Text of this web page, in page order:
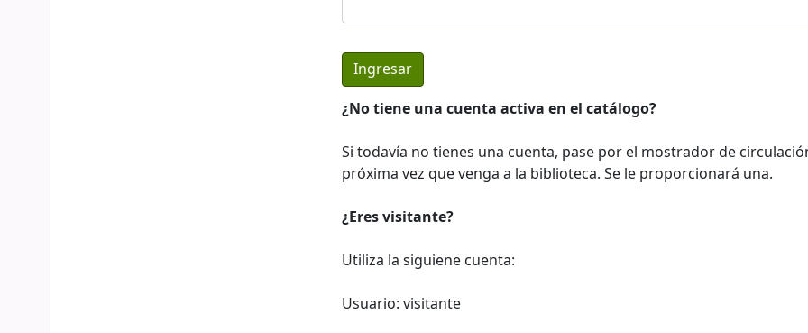
¿No tiene una cuenta activa en el catálogo?
Si todavía no tienes una cuenta, pase por el mostrador de
próxima vez que venga a la biblioteca. Se le proporcionará una.
¿Eres visitante?
Utiliza la siguiene cuenta:
Usuario: visitante